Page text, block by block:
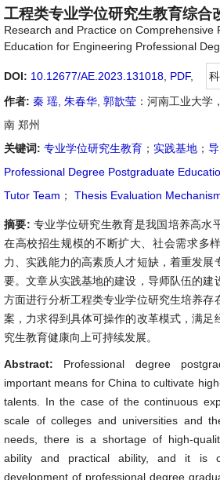
工程类专业学位研究生教育综合
Research and Practice on Comprehensive
Education for Engineering Professional
DOI: 10.12677/AE.2023.131018 PDF,
作者: 秦 瑶 朱春华 郭歆莹 ：河南工业大学
南 郑州
关键词: 专业学位研究生教育 ； 实践基地 ；
Professional Degree Postgraduate
Tutor Team ； Thesis Evaluation
摘要: 专业学位研究生教育是我国培养高水
在高校招生规模的不断扩大、社会需求多
力、实践能力的高素质人才短缺，着重发展
要。文章从实践基地的建设，导师队伍的建
方面进行分析工程类专业学位研究生培养存
案，力求得到具体可操作的改革模式，满足
究生教育健康向上可持续发展。
Abstract: Professional degree
important means for China to cultivate
talents. In the case of the continuous
scale of colleges and universities and
needs, there is a shortage of high-
ability and practical ability, and it is
development of professional degree